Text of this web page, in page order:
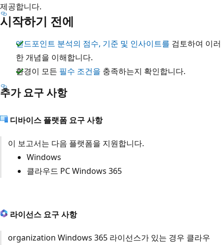
제공합니다.
시작하기 전에
엔드포인트 분석의 점수, 기준 및 인사이트를 검토하여 이러
한 개념을 이해합니다.
환경이 모든 필수 조건을 충족하는지 확인합니다.
추가 요구 사항
디바이스 플랫폼 요구 사항
이 보고서는 다음 플랫폼을 지원합니다.
Windows
클라우드 PC Windows 365
라이선스 요구 사항
organization Windows 365 라이선스가 있는 경우 클라우